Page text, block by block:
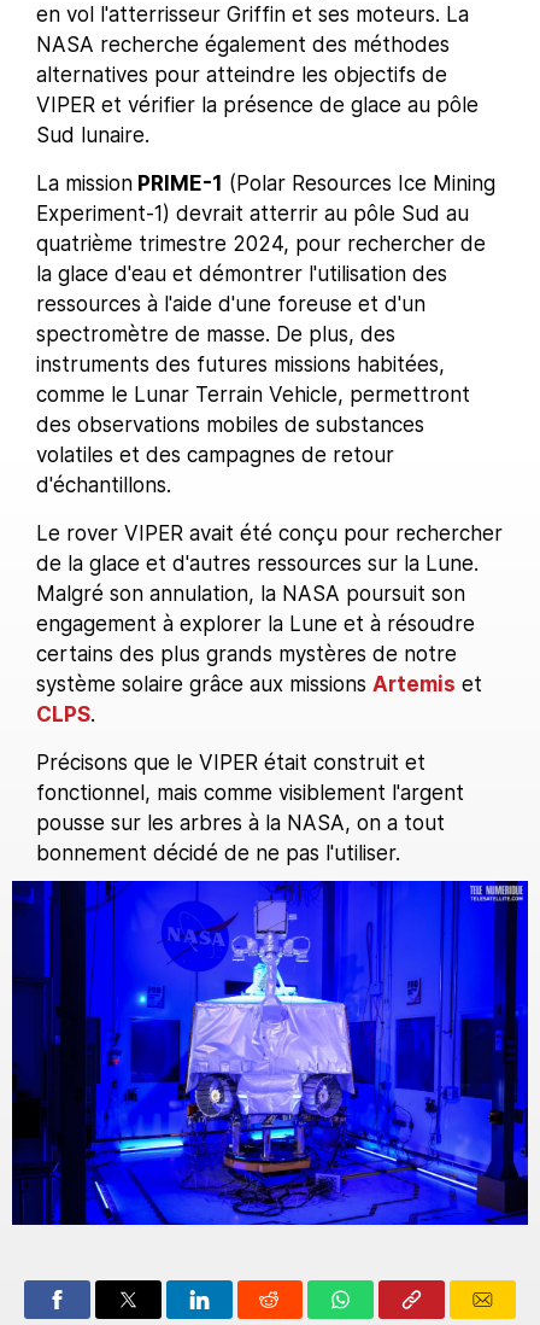
en vol l'atterrisseur Griffin et ses moteurs. La
NASA recherche également des méthodes
alternatives pour atteindre les objectifs de
VIPER et vérifier la présence de glace au pôle
Sud lunaire.
La mission PRIME-1 (Polar Resources Ice Mining
Experiment-1) devrait atterrir au pôle Sud au
quatrième trimestre 2024, pour rechercher de
la glace d'eau et démontrer l'utilisation des
ressources à l'aide d'une foreuse et d'un
spectromètre de masse. De plus, des
instruments des futures missions habitées,
comme le Lunar Terrain Vehicle, permettront
des observations mobiles de substances
volatiles et des campagnes de retour
d'échantillons.
Le rover VIPER avait été conçu pour rechercher
de la glace et d'autres ressources sur la Lune.
Malgré son annulation, la NASA poursuit son
engagement à explorer la Lune et à résoudre
certains des plus grands mystères de notre
système solaire grâce aux missions Artemis et
CLPS.
Précisons que le VIPER était construit et
fonctionnel, mais comme visiblement l'argent
pousse sur les arbres à la NASA, on a tout
bonnement décidé de ne pas l'utiliser.